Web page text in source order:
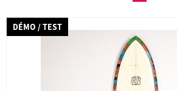
DÉMO / TEST